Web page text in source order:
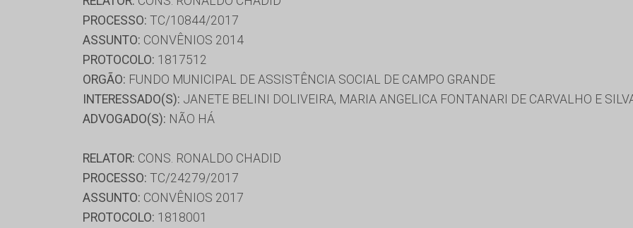
PROCESSO: TC/10844/2017
ASSUNTO: CONVÊNIOS 2014
PROTOCOLO: 1817512
ORGÃO: FUNDO MUNICIPAL DE ASSISTÊNCIA SOCIAL DE CAMPO GRANDE
INTERESSADO(S): JANETE BELINI DOLIVEIRA, MARIA ANGELICA FONTANARI DE CARVALHO E
ADVOGADO(S): NÃO HÁ
RELATOR: CONS. RONALDO CHADID
PROCESSO: TC/24279/2017
ASSUNTO: CONVÊNIOS 2017
PROTOCOLO: 1818001